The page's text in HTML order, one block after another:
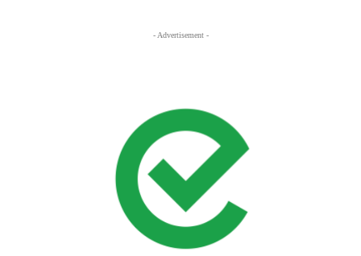
- Advertisement -